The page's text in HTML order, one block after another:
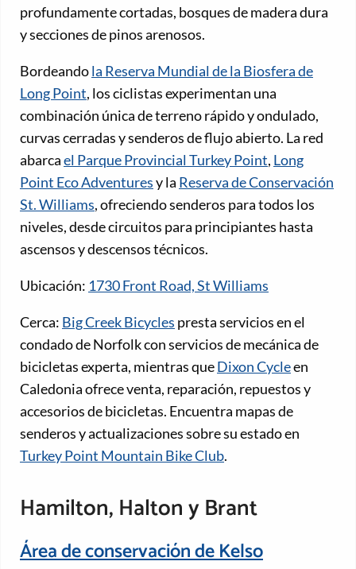
profundamente cortadas, bosques de madera dura
y secciones de pinos arenosos.
Bordeandola Reserva Mundial de la Biosfera de
Long Point, los ciclistas experimentan una
combinación única de terreno rápido y ondulado,
curvas cerradas y senderos de flujo abierto. La red
abarcael Parque Provincial Turkey Point, Long
Point Eco Adventuresy la Reserva de Conservación
St. Williams, ofreciendo senderos para todos los
niveles, desde circuitos para principiantes hasta
ascensos y descensos técnicos.
Ubicación: 1730 Front Road, St Williams
Cerca: Big Creek Bicycles presta servicios en el
condado de Norfolk con servicios de mecánica de
bicicletas experta, mientras queDixon Cycleen
Caledonia ofrece venta, reparación, repuestos y
accesorios de bicicletas. Encuentra mapas de
senderos y actualizaciones sobre su estado en
Turkey Point Mountain Bike Club.
Hamilton, Halton y Brant
Área de conservación de Kelso